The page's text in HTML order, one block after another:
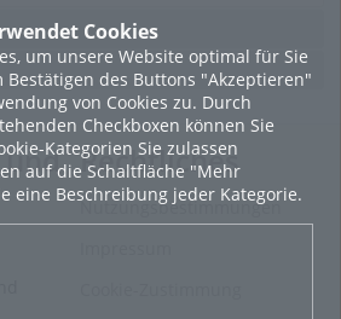
Cookies
um unsere Website optimal für Sie
des Buttons "Akzeptieren"
von Cookies zu. Durch
Checkboxen können Sie
Kategorien Sie zulassen
auf die Schaltfläche "Mehr
eine Beschreibung jeder Kategorie.
und Rechtliches
Nutzungsbestimmungen